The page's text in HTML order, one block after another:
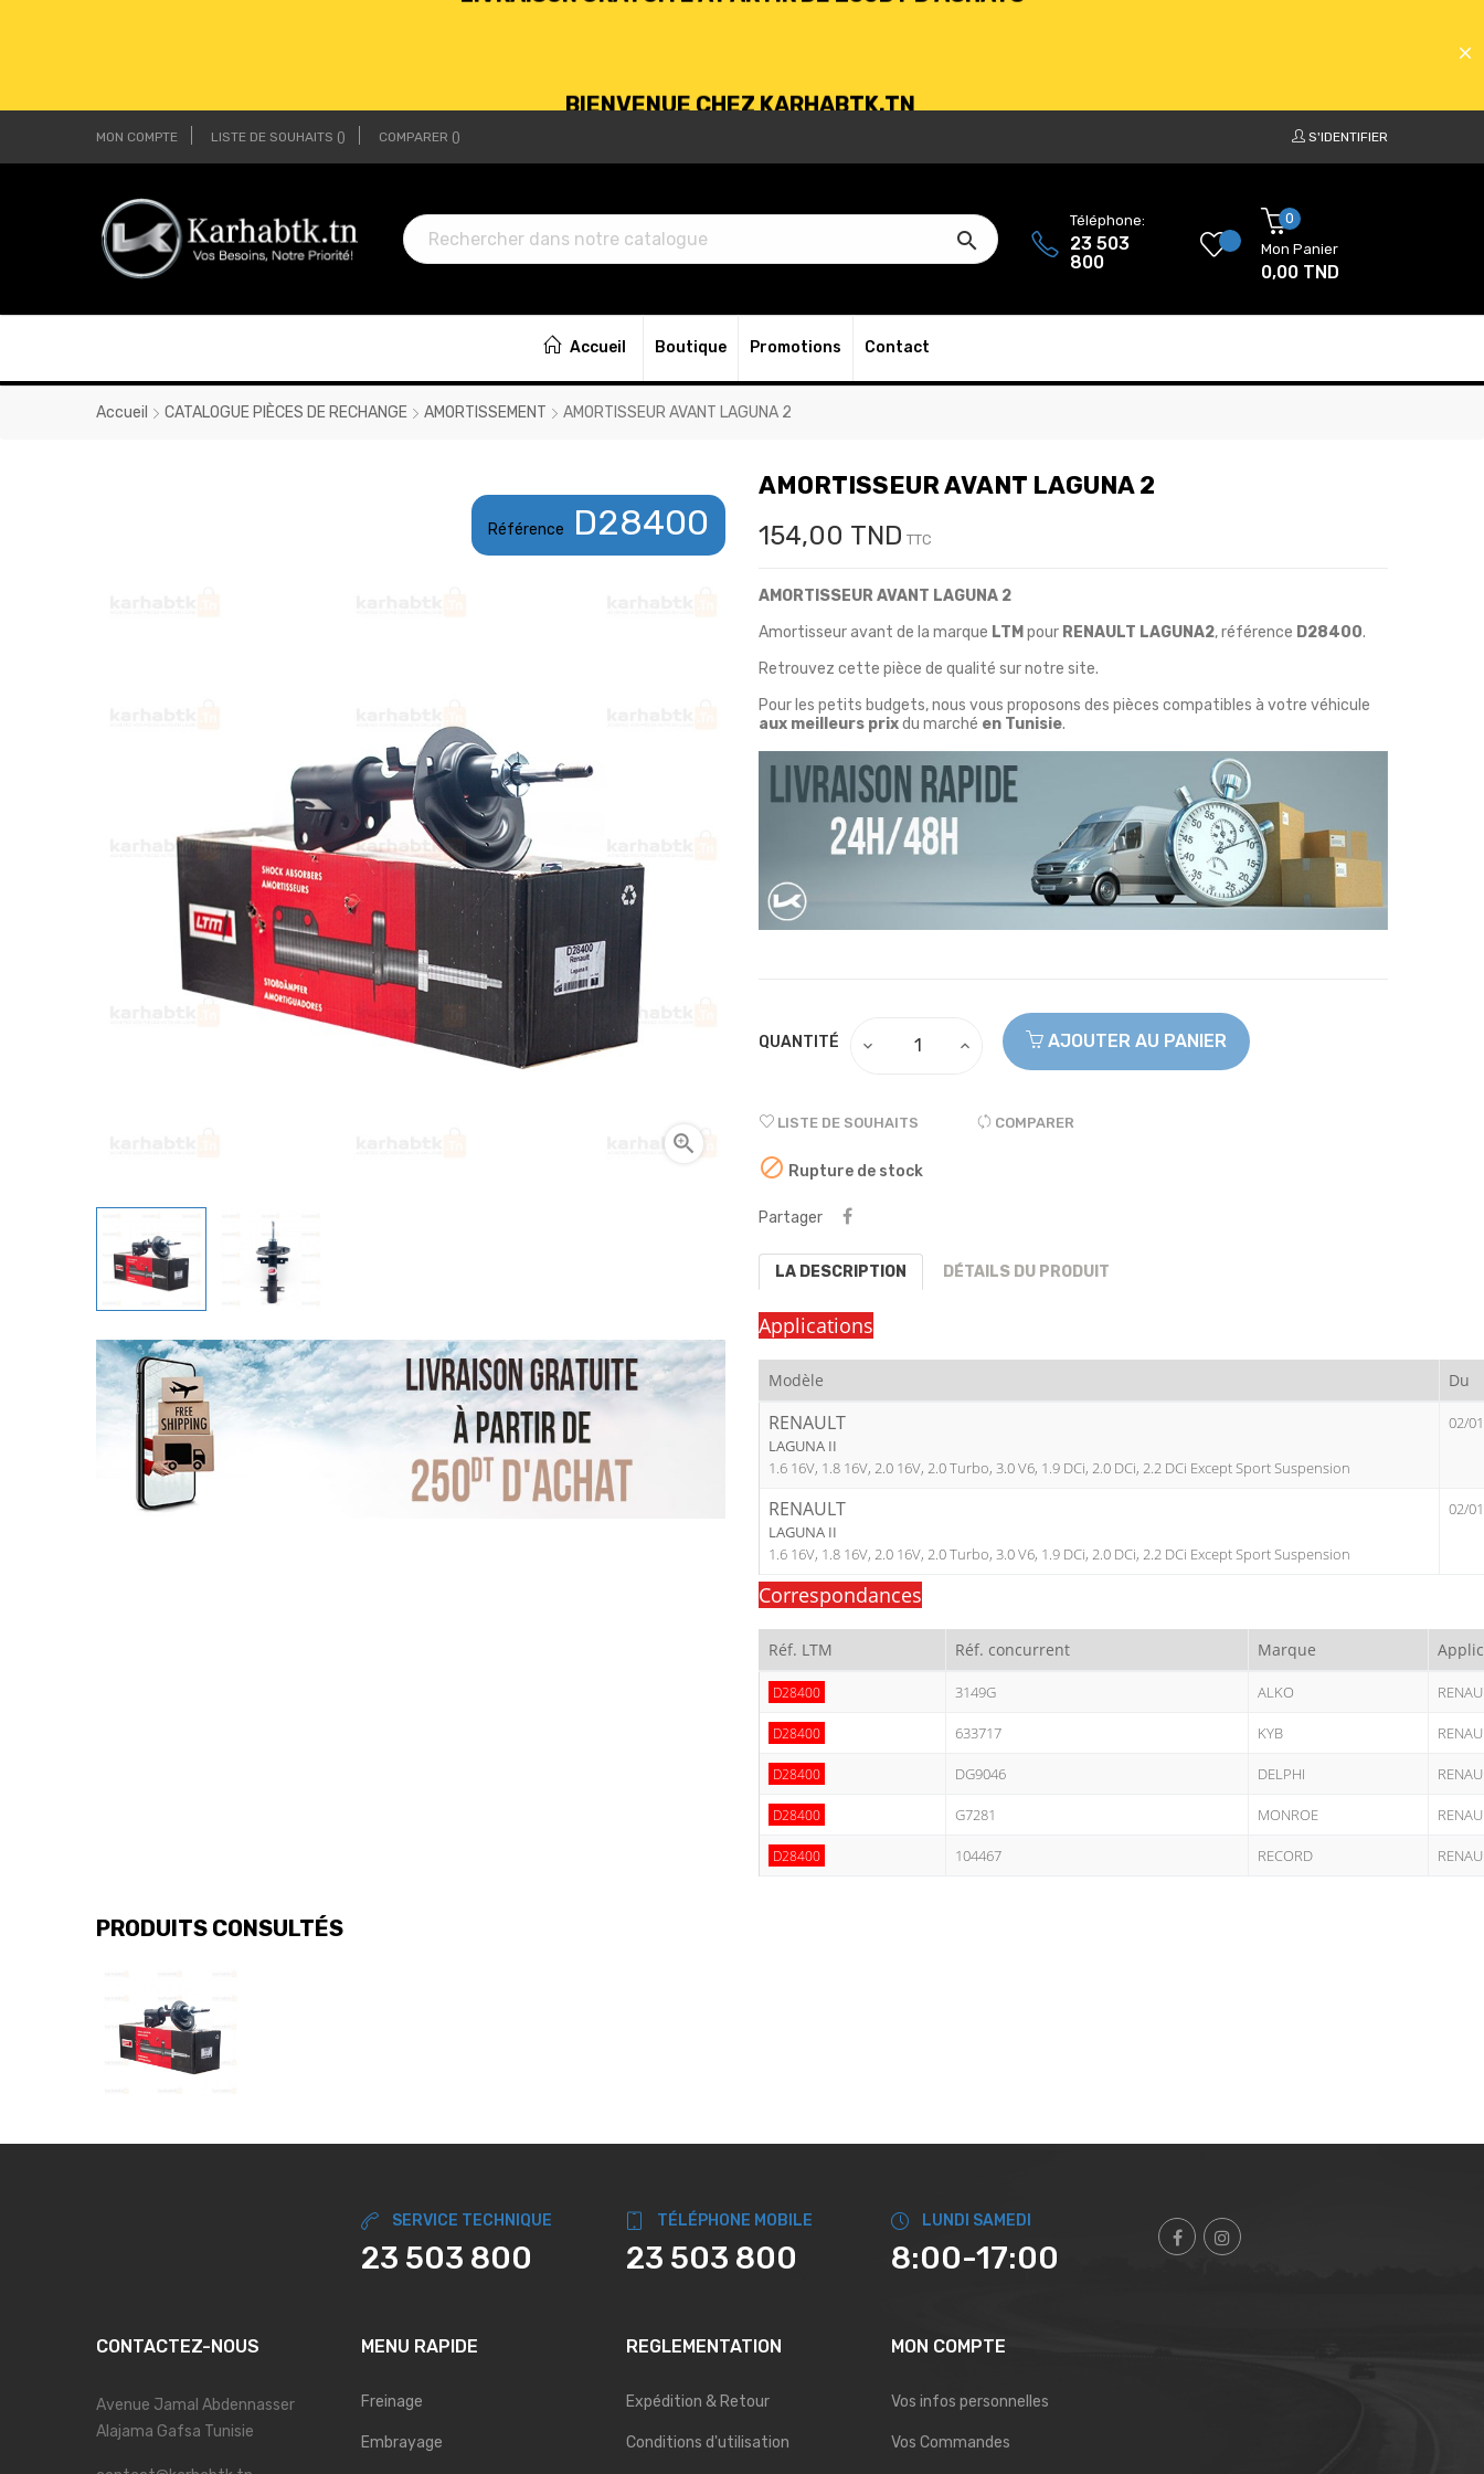
LIVRAISON GRATUITE À PARTIR DE 250DT D'ACHATS
BIENVENUE CHEZ KARHABTK.TN
LIVRAISON GRATUITE À PARTIR DE 250DT D'ACHATS
MON COMPTE LISTE DE SOUHAITS COMPARER S'IDENTIFIER

Téléphone:
23 503
800
0
Mon Panier
0,00 TND
Accueil Boutique Promotions Contact
Accueil CATALOGUE PIÈCES DE RECHANGE AMORTISSEMENT AMORTISSEUR AVANT LAGUNA 2
Référence D28400

AMORTISSEUR AVANT LAGUNA 2
154,00 TND TTC
AMORTISSEUR AVANT LAGUNA 2
Amortisseur avant de la marque LTM pour RENAULT LAGUNA2, référence D28400.
Retrouvez cette pièce de qualité sur notre site.
Pour les petits budgets, nous vous proposons des pièces compatibles à votre véhicule
aux meilleurs prixdu marché en Tunisie.
QUANTITÉ AJOUTER AU PANIER
LISTE DE SOUHAITS COMPARER
 Rupture de stock
Partager
LA DESCRIPTION DÉTAILS DU PRODUIT
Applications
Modèle Du
RENAULT
LAGUNA II
1.6 16V, 1.8 16V, 2.0 16V, 2.0 Turbo, 3.0 V6, 1.9 DCi, 2.0 DCi, 2.2 DCi Except Sport Suspension
02/01
RENAULT
LAGUNA II
1.6 16V, 1.8 16V, 2.0 16V, 2.0 Turbo, 3.0 V6, 1.9 DCi, 2.0 DCi, 2.2 DCi Except Sport Suspension
02/01
Correspondances
Réf. LTM Réf. concurrent Marque
D28400 3149G ALKO
D28400 633717 KYB
D28400 DG9046 DELPHI
D28400 G7281 MONROE
D28400 104467 RECORD
PRODUITS CONSULTÉS
SERVICE TECHNIQUE
23 503 800
TÉLÉPHONE MOBILE
23 503 800
LUNDI SAMEDI
8:00-17:00
CONTACTEZ-NOUS
Avenue Jamal Abdennasser
Alajama Gafsa Tunisie
MENU RAPIDE
Freinage
Embrayage
REGLEMENTATION
Expédition & Retour
Conditions d'utilisation
MON COMPTE
Vos infos personnelles
Vos Commandes